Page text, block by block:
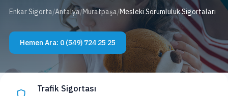
Enkar Sigorta/Antalya/Muratpaşa/Mesleki Sorumluluk Sigortaları
Hemen Ara: 0 (549) 724 25 25
Trafik Sigortası